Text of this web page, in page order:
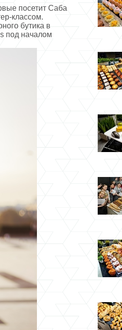
посетит Саба
классом.
бутика в
под началом